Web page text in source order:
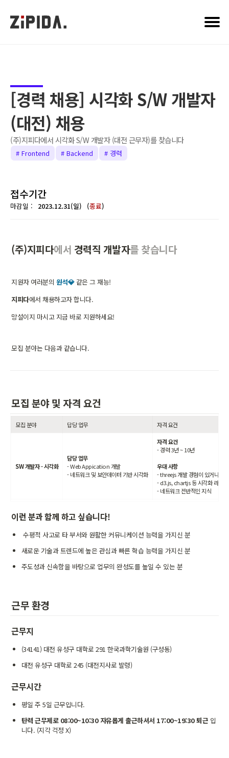
[경력 채용] 시각화 S/W 개발자
(대전) 채용
(주)지피다에서 시각화 S/W 개발자 (대전 근무자)를 찾습니다
# Frontend # Backend # 경력
접수기간
마감일 : 2023.12.31(일) (종료)
(주)지피다에서 경력직 개발자를 찾습니다
지원자 여러분의 원석💎 같은 그 재능!
지피다에서 채용하고자 합니다.
망설이지 마시고 지금 바로 지원하세요!
모집 분야는 다음과 같습니다.
모집 분야 및 자격 요건
모집 분야 답당 업무 자격 요건
SW 개발자 - 시각화
담당 업무
- Web Appication 개발
- 네트워크 및 보안데이터 기반 시각화
자격 요건
- 경력 3년 ~ 10년
우대 사항
- threejs 개발 경험이 있거나,
- d3.js, chartjs 등 시각화 라이브
- 네트워크 전반적인 지식
이런 분과 함께 하고 싶습니다!
수평적 사고로 타 부서와 원활한 커뮤니케이션 능력을 가지신 분
새로운 기술과 트렌드에 높은 관심과 빠른 학습 능력을 가지신 분
주도성과 신속함을 바탕으로 업무의 완성도를 높일 수 있는 분
근무 환경
근무지
(34141) 대전 유성구 대학로 291 한국과학기술원 (구성동)
대전 유성구 대학로 245 (대전지사로 발령)
근무시간
평일 주 5일 근무입니다.
탄력 근무제로 08:00~10:30 자유롭게 출근하셔서 17:00~19:30 퇴근 입
니다. (지각 걱정 X)